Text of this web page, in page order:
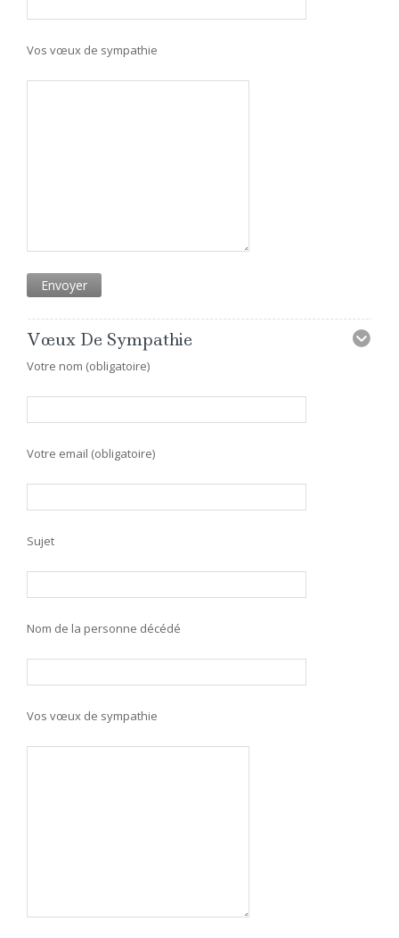
Vos vœux de sympathie
Vœux De Sympathie
Votre nom (obligatoire)
Votre email (obligatoire)
Sujet
Nom de la personne décédé
Vos vœux de sympathie